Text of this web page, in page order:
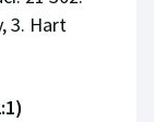
3. Hart